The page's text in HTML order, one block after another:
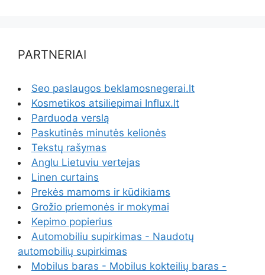
PARTNERIAI
Seo paslaugos beklamosnegerai.lt
Kosmetikos atsiliepimai Influx.lt
Parduoda verslą
Paskutinės minutės kelionės
Tekstų rašymas
Anglu Lietuviu vertejas
Linen curtains
Prekės mamoms ir kūdikiams
Grožio priemonės ir mokymai
Kepimo popierius
Automobiliu supirkimas - Naudotų
automobilių supirkimas
Mobilus baras - Mobilus kokteilių baras -